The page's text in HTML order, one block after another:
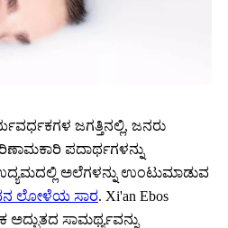
ಜಗತ್ತಿನಲ್ಲಿ, ಜನರು
ಪದಾರ್ಥಗಳನ್ನು
ಅಲೆಗಳನ್ನು ಉಂಟುಮಾಡುವ
ಲೋಳೆಯ ಸಾರ. Xi'an Ebos
ಅದ್ಭುತದ ಸಾಮರ್ಥ್ಯವನ್ನು